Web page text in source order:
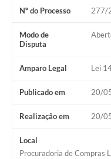
Nº do Processo 277/
Modo de
Disputa
Amparo Legal Lei
Publicado em 20/
Realização em 20/
Local
Procuradoria de Compras